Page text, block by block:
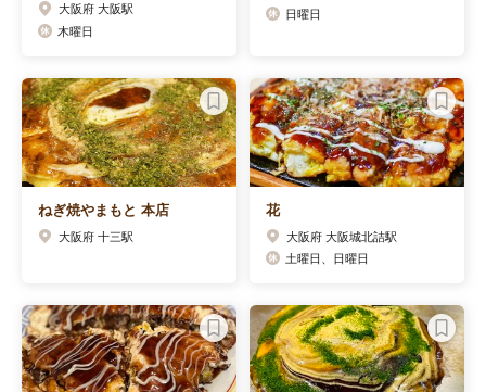
大阪府 大阪駅
木曜日
日曜日
ねぎ焼やまもと 本店
大阪府 十三駅
花
大阪府 大阪城北詰駅
土曜日、日曜日